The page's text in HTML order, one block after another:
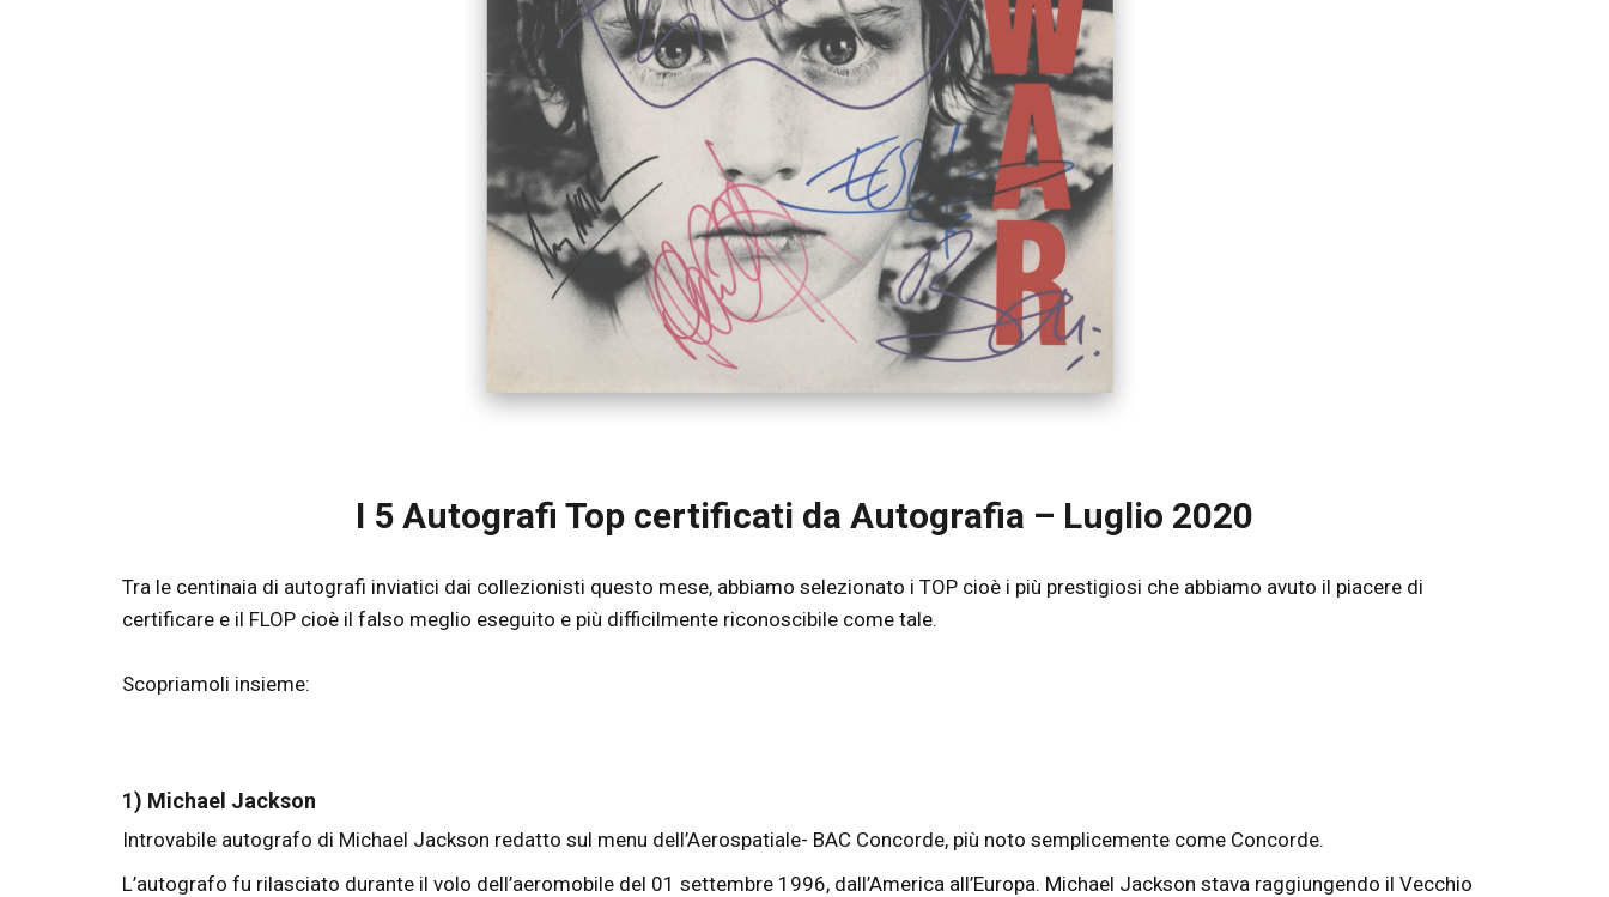
I 5 Autografi Top certificati da Autografia – Luglio 2020
Tra le centinaia di autografi inviatici dai collezionisti questo mese, abbiamo selezionato i TOP cioè i più prestigiosi che abbiamo avuto il piacere di
certificare e il FLOP cioè il falso meglio eseguito e più difficilmente riconoscibile come tale.
Scopriamoli insieme:
1) Michael Jackson
Introvabile autografo di Michael Jackson redatto sul menu dell’Aerospatiale- BAC Concorde, più noto semplicemente come Concorde.
L’autografo fu rilasciato durante il volo dell’aeromobile del 01 settembre 1996, dall’America all’Europa. Michael Jackson stava raggiungendo il Vecchio